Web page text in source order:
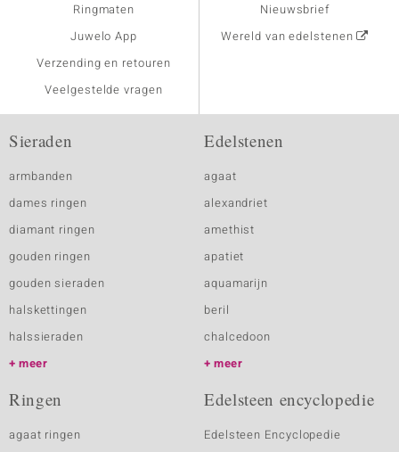
Ringmaten
Juwelo App
Verzending en retouren
Veelgestelde vragen
Nieuwsbrief
Wereld van edelstenen
Sieraden
armbanden
dames ringen
diamant ringen
gouden ringen
gouden sieraden
halskettingen
halssieraden
meer
Edelstenen
agaat
alexandriet
amethist
apatiet
aquamarijn
beril
chalcedoon
meer
Ringen
agaat ringen
Edelsteen encyclopedie
Edelsteen Encyclopedie